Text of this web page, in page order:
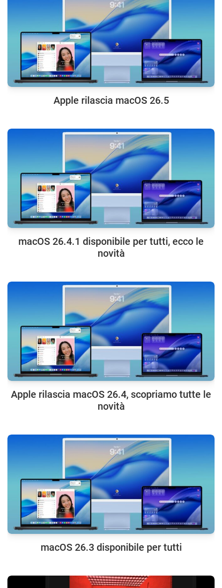
Apple rilascia macOS 26.5
macOS 26.4.1 disponibile per tutti, ecco le
novità
Apple rilascia macOS 26.4, scopriamo tutte le
novità
macOS 26.3 disponibile per tutti